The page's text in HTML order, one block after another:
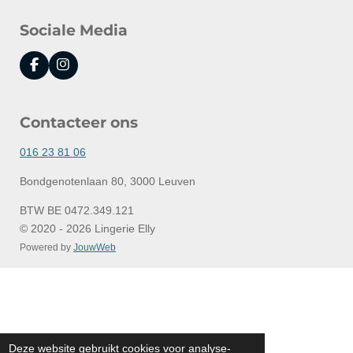
Deze website gebruikt cookies voor analyse-
Sociale Media
F
a
b
o
k
I
n
a
r
a
Contacteer ons
016 23 81 06
Bondgenotenlaan 80, 3000 Leuven
BTW BE 0472.349.121
© 2020 - 2026 Lingerie Elly
Powered by JouwWeb